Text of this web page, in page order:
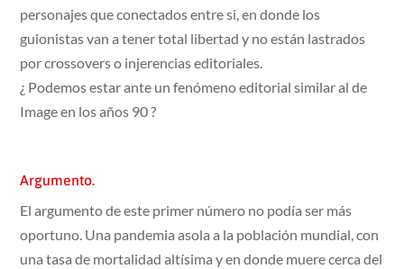
personajes que conectados entre si, en donde los
guionistas van a tener total libertad y no están lastrados
por crossovers o injerencias editoriales.
¿ Podemos estar ante un fenómeno editorial similar al de
Image en los años 90 ?
Argumento.
El argumento de este primer número no podía ser más
oportuno. Una pandemia asola a la población mundial, con
una tasa de mortalidad altísima y en donde muere cerca del